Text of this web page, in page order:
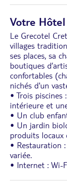
Votre Hôtel
Le Grecotel
villages
ses places, sa
boutiques
confortables
nichés d'un
• Trois piscines
intérieure et
• Un club
• Un jardin
produits locaux
• Restauration
variée.
• Internet : Wi-